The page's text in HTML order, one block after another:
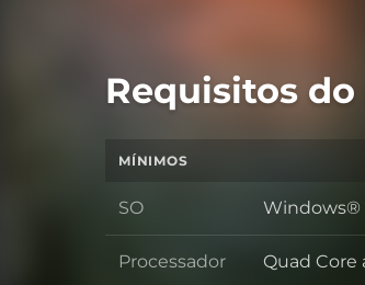
Requisitos
MÍNIMOS
SO
SO
Windows®
Processador Quad Core